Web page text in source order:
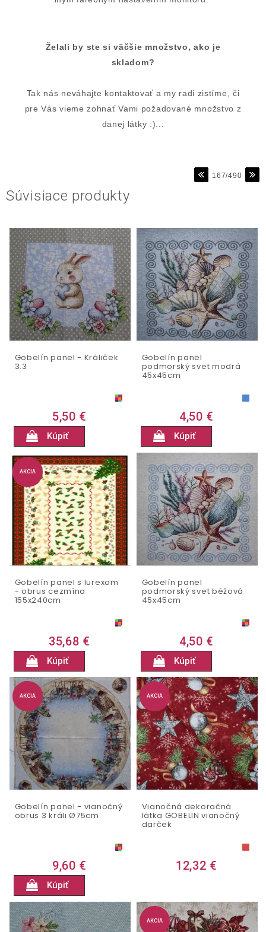
Želali by ste si väčšie množstvo, ako je
skladom?
Tak nás neváhajte kontaktovať a my radi zistíme, či
pre Vás vieme zohnať Vami požadované množstvo z
danej látky :)...
167/490
Súvisiace produkty
Gobelín panel - Králiček
3.3
5,50 €
Kúpiť
Gobelín panel
podmorský svet modrá
45x45cm
4,50 €
Kúpiť
AKCIA
Gobelín panel s lurexom
- obrus cezmína
155x240cm
35,68 €
Kúpiť
Gobelín panel
podmorský svet béžová
45x45cm
4,50 €
Kúpiť
AKCIA
Gobelín panel - vianočný
obrus 3 králi Ø75cm
9,60 €
Kúpiť
AKCIA
Vianočná dekoračná
látka GOBELIN vianočný
darček
12,32 €
AKCIA